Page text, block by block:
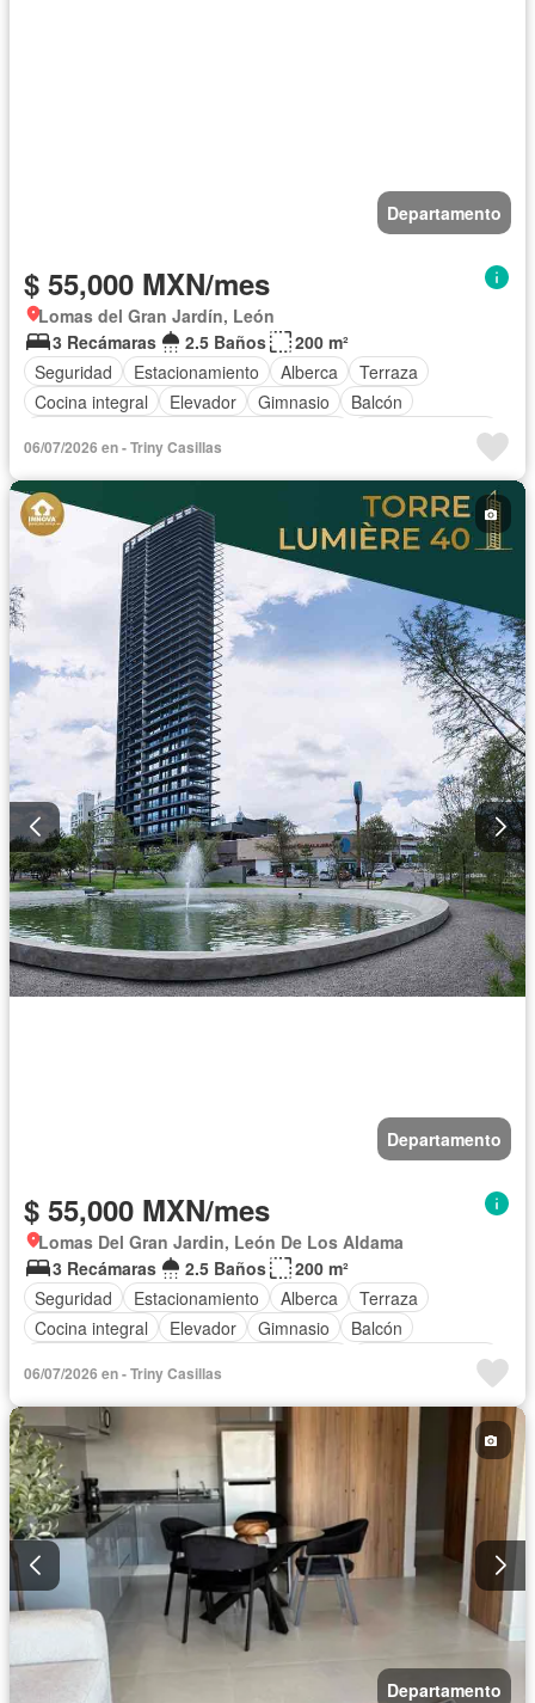
Departamento
$ 55,000 MXN/mes
Lomas del Gran Jardín, León
3 Recámaras
2.5 Baños
200 m²
Seguridad
Estacionamiento Alberca
Terraza
Cocina integral
Elevador Gimnasio
Balcón
Cocina equipada
Sala polivalente
Internet
Cuarto de Limpieza
Caseta de vigilancia
Permite niños
Completamente amueblado
06/07/2026 en - Triny Casillas
Departamento
$ 55,000 MXN/mes
Lomas Del Gran Jardin, León De Los Aldama
3 Recámaras
2.5 Baños
200 m²
Seguridad
Estacionamiento Alberca
Terraza
Cocina integral
Elevador Gimnasio
Balcón
Cocina equipada
Zona infantil
Sala polivalente
Aire acondicionado
Jacuzzi
Cuarto de Limpieza
Asador
Despacho
Recámara con closet
Caseta de vigilancia
Permite mascotas
Permite niños
Completamente amueblado
06/07/2026 en - Triny Casillas
Departamento